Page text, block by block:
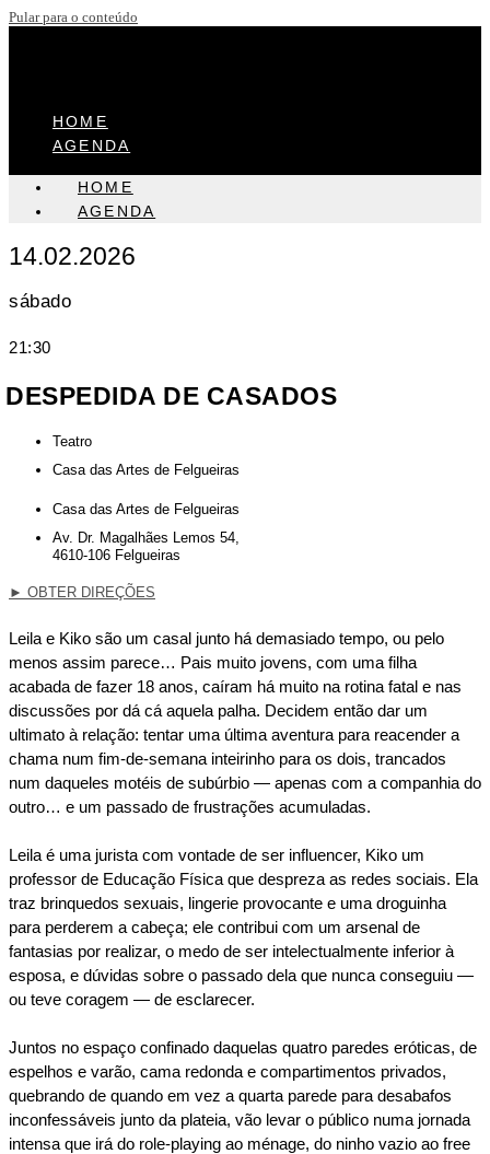
Pular para o conteúdo
HOME
AGENDA
HOME
AGENDA
14.02.2026
sábado
21:30
DESPEDIDA DE CASADOS
Teatro
Casa das Artes de Felgueiras
Casa das Artes de Felgueiras
Av. Dr. Magalhães Lemos 54,
4610-106 Felgueiras
► OBTER DIREÇÕES
Leila e Kiko são um casal junto há demasiado tempo, ou pelo
menos assim parece… Pais muito jovens, com uma filha
acabada de fazer 18 anos, caíram há muito na rotina fatal e nas
discussões por dá cá aquela palha. Decidem então dar um
ultimato à relação: tentar uma última aventura para reacender a
chama num fim-de-semana inteirinho para os dois, trancados
num daqueles motéis de subúrbio — apenas com a companhia do
outro… e um passado de frustrações acumuladas.
Leila é uma jurista com vontade de ser influencer, Kiko um
professor de Educação Física que despreza as redes sociais. Ela
traz brinquedos sexuais, lingerie provocante e uma droguinha
para perderem a cabeça; ele contribui com um arsenal de
fantasias por realizar, o medo de ser intelectualmente inferior à
esposa, e dúvidas sobre o passado dela que nunca conseguiu —
ou teve coragem — de esclarecer.
Juntos no espaço confinado daquelas quatro paredes eróticas, de
espelhos e varão, cama redonda e compartimentos privados,
quebrando de quando em vez a quarta parede para desabafos
inconfessáveis junto da plateia, vão levar o público numa jornada
intensa que irá do role-playing ao ménage, do ninho vazio ao free